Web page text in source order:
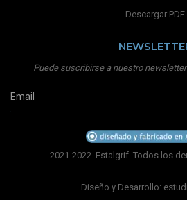
Descargar PDF
Puede suscribirse a nuestro
2021-2022. Estalgrif. Todos los
Diseño y Desarrollo: